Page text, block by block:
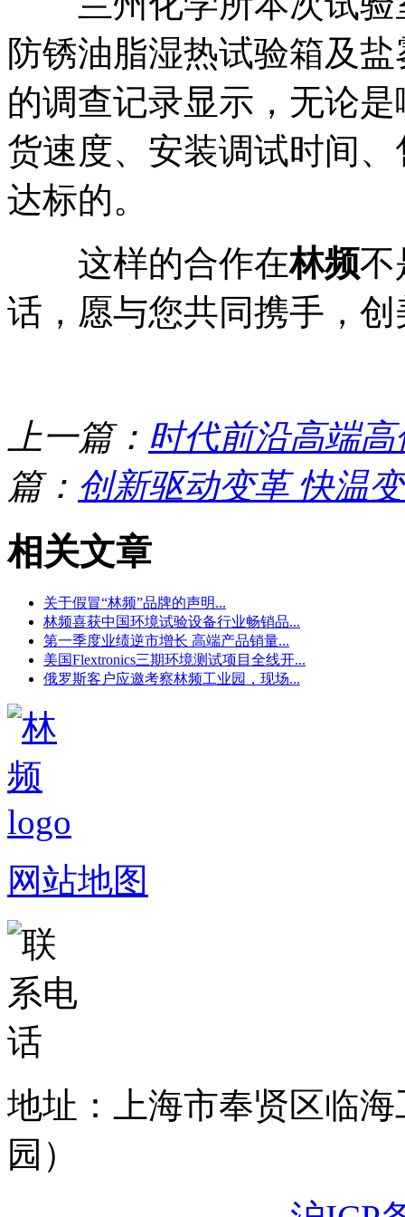
防锈油脂湿热试验箱及
的调查记录显示，无论
货速度、安装调试时间
达标的。
这样的合作在林频不
话，愿与您共同携手，
上一篇： 时代前沿高端
篇： 创新驱动变革 快温
相关文章
关于假冒“林频”品牌的声明...
林频喜获中国环境试验设备行业畅销品...
第一季度业绩逆市增长 高端产品销量...
美国Flextronics三期环境测试项目全线开...
俄罗斯客户应邀考察林频工业园，现场...
网站地图
地址：上海市奉贤区临
园）